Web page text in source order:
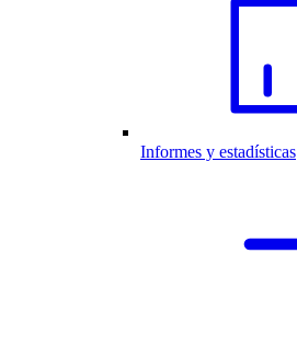
Informes y estadísticas